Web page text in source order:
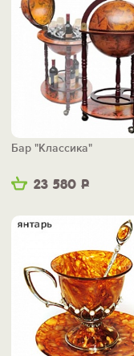
23 580 Р
Бар "Классика"